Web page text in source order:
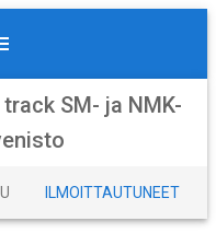
SM- ja NMK-
ILMOITTAUTUNEET